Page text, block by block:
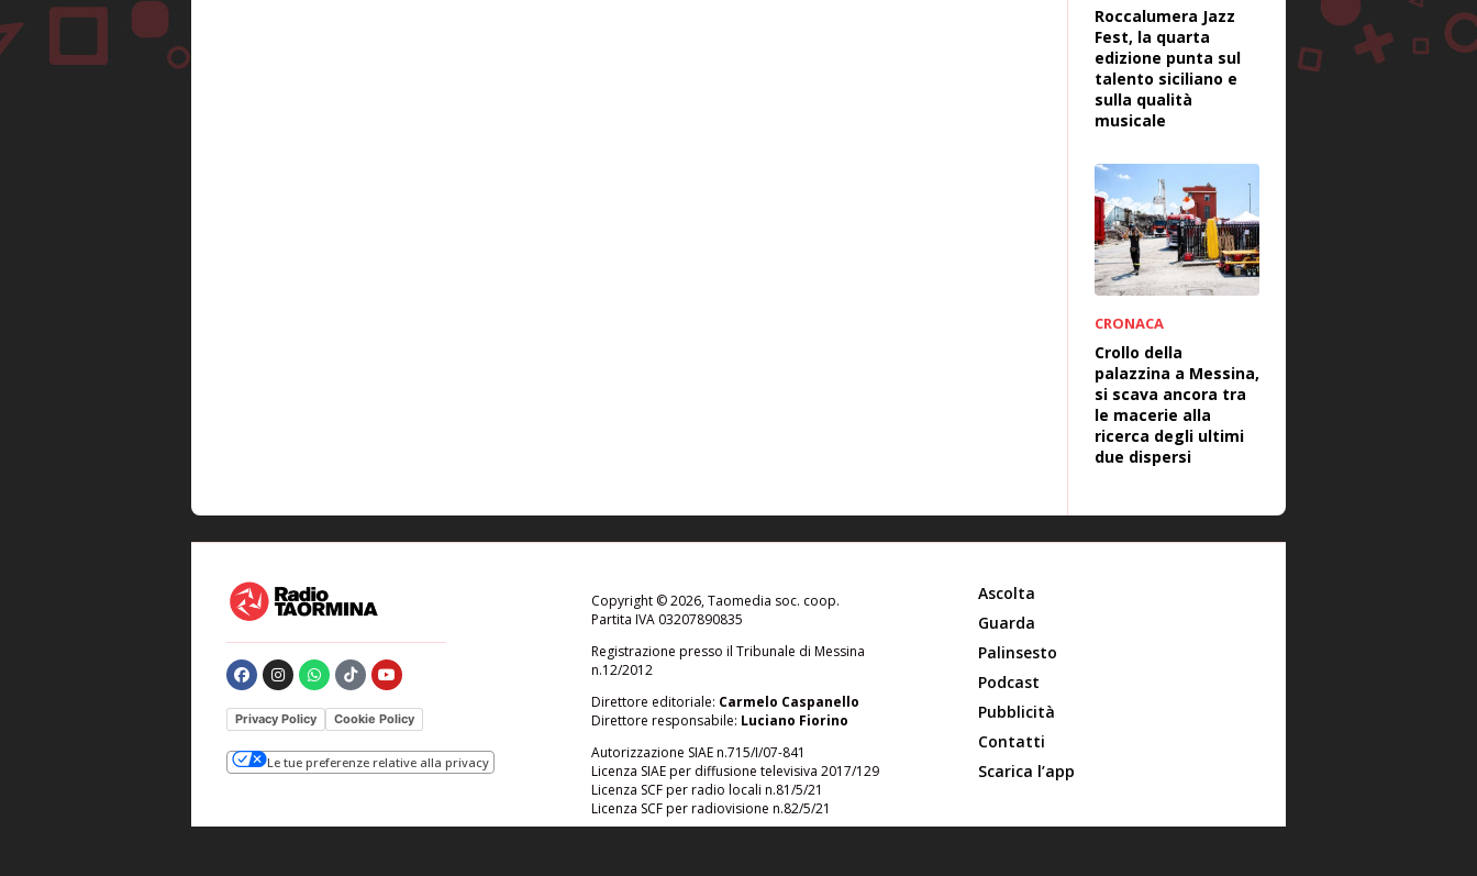
Roccalumera Jazz
Fest, la quarta
edizione punta sul
talento siciliano e
sulla qualità
musicale
CRONACA
Crollo della
palazzina a Messina,
si scava ancora tra
le macerie alla
ricerca degli ultimi
due dispersi
Privacy Policy Cookie Policy
Le tue preferenze relative alla privacy
Copyright © 2026, Taomedia soc. coop.
Partita IVA 03207890835
Registrazione presso il Tribunale di Messina
n.12/2012
Direttore editoriale: Carmelo Caspanello
Direttore responsabile: Luciano Fiorino
Autorizzazione SIAE n.715/I/07-841
Licenza SIAE per diffusione televisiva 2017/129
Licenza SCF per radio locali n.81/5/21
Licenza SCF per radiovisione n.82/5/21
Ascolta
Guarda
Palinsesto
Podcast
Pubblicità
Contatti
Scarica l’app